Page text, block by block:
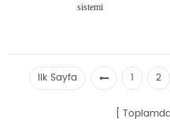
sistemi
Ilk Sayfa 1 2